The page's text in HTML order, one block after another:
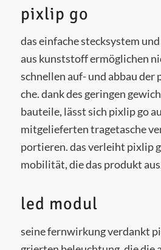
pixlip go
das ein­fa­che steck­sys­tem
aus kunst­stoff ermög­li­chen
schnel­len auf- und abbau
che. dank des gerin­gen
bau­tei­le, lässt sich pixlip go
mit­ge­lie­fer­ten tra­ge­ta­sche
por­tie­ren. das ver­leiht pixlip
mobi­li­tät, die das pro­dukt
led modul
sei­ne fern­wir­kung ver­dankt